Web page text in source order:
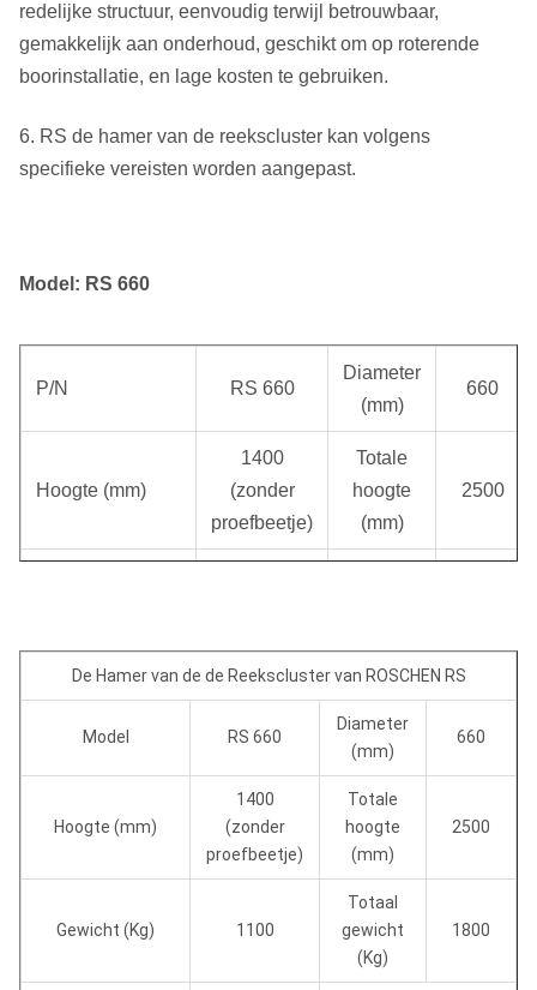
redelijke structuur, eenvoudig terwijl betrouwbaar,
gemakkelijk aan onderhoud, geschikt om op roterende
boorinstallatie, en lage kosten te gebruiken.
6. RS de hamer van de reekscluster kan volgens
specifieke vereisten worden aangepast.
Model: RS 660
P/N RS 660
Diameter
(mm)
660
Hoogte (mm)
1400
(zonder
proefbeetje)
Totale
hoogte
(mm)
2500
Hamers
Technische Gegevens
Luchtdruk 1.0Mpa 1.8Mpa 2.4Mpa
72 m ³
104 m ³
Opmerking: Boven gegevens voor verwijzing slechts,
De Hamer van de de Reekscluster van ROSCHEN RS
Model RS 660
Diameter
(mm)
660
Hoogte (mm)
1400
(zonder
proefbeetje)
Totale
hoogte
(mm)
2500
Gewicht (Kg) 1100
Totaal
gewicht
(Kg)
1800